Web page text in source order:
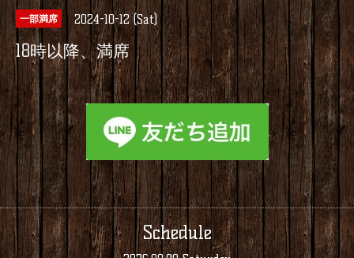
一部満席 2024-10-12 (Sat)
18時以降、満席
Schedule